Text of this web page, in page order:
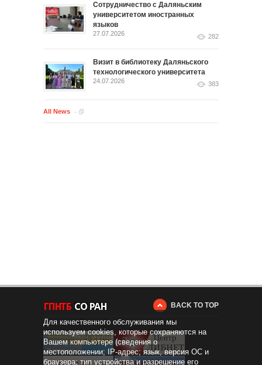
Сотрудничество с Даляньским
университетом иностранных
языков
27.07.2026 282
Визит в библиотеку Даляньского
технологического университета
24.07.2026 383
All News
BACK TO TOP
Для качественного обслуживания мы
используем cookies, которые сохраняются на
Вашем компьютере (сведения о
местоположении; IP-адрес; язык, версия ОС и
браузера; тип устройства и разрешение его